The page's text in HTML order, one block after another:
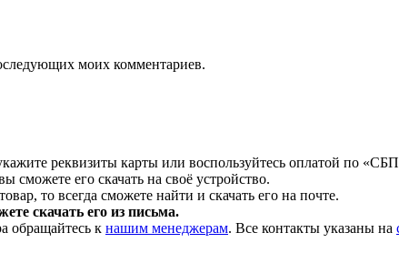
моих комментариев.
реквизиты карты или воспользуйтесь оплатой по
сможете его скачать на своё устройство.
то всегда сможете найти и скачать его на почте.
скачать его из письма.
обращайтесь к нашим менеджерам. Все контакты указаны на